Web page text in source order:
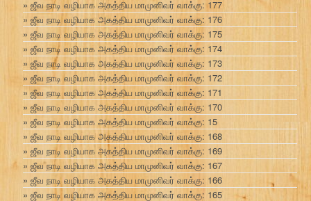
ஜீவ நாடி வழியாக அகத்திய மாமுனிவர் வாக்கு: 177
ஜீவ நாடி வழியாக அகத்திய மாமுனிவர் வாக்கு: 176
ஜீவ நாடி வழியாக அகத்திய மாமுனிவர் வாக்கு: 175
ஜீவ நாடி வழியாக அகத்திய மாமுனிவர் வாக்கு: 174
ஜீவ நாடி வழியாக அகத்திய மாமுனிவர் வாக்கு: 173
ஜீவ நாடி வழியாக அகத்திய மாமுனிவர் வாக்கு: 172
ஜீவ நாடி வழியாக அகத்திய மாமுனிவர் வாக்கு: 171
ஜீவ நாடி வழியாக அகத்திய மாமுனிவர் வாக்கு: 170
ஜீவ நாடி வழியாக அகத்திய மாமுனிவர் வாக்கு: 15
ஜீவ நாடி வழியாக அகத்திய மாமுனிவர் வாக்கு: 168
ஜீவ நாடி வழியாக அகத்திய மாமுனிவர் வாக்கு: 169
ஜீவ நாடி வழியாக அகத்திய மாமுனிவர் வாக்கு: 167
ஜீவ நாடி வழியாக அகத்திய மாமுனிவர் வாக்கு: 166
ஜீவ நாடி வழியாக அகத்திய மாமுனிவர் வாக்கு: 165